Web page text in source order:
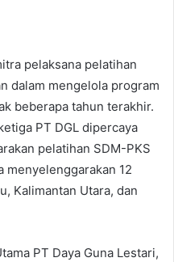
pelaksana pelatihan
dalam mengelola program
beberapa tahun terakhir.
PT DGL dipercaya
pelatihan SDM-PKS
menyelenggarakan 12
Kalimantan Utara, dan
PT Daya Guna Lestari,